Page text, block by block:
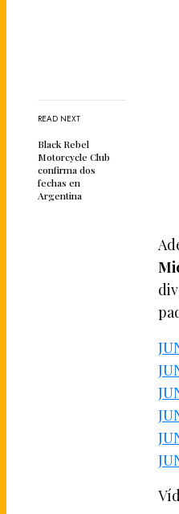
READ NEXT
Black Rebel
Motorcycle Club
confirma dos
fechas en
Argentina